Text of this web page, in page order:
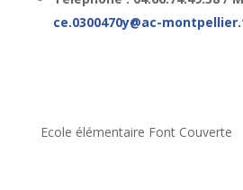
ce.0300470y@ac-
Ecole élémentaire Font Couverte